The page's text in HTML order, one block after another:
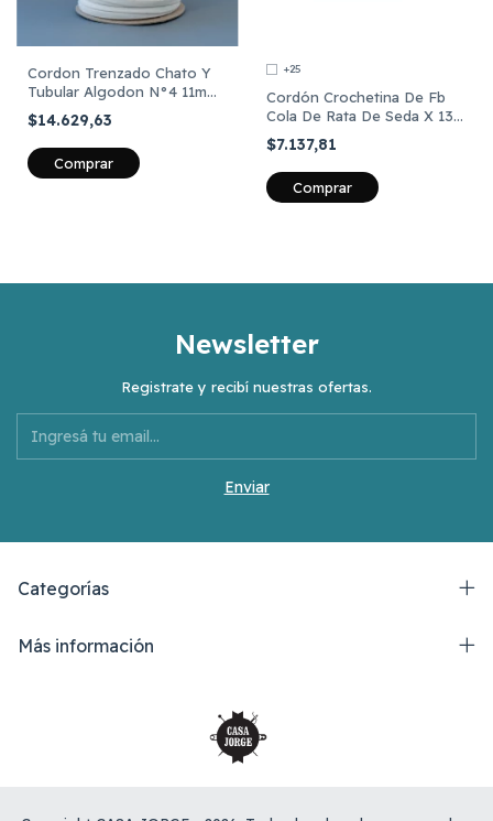
Cordon Trenzado Chato Y
Tubular Algodon N°4 11mm
X100 Metros
$14.629,63
+25
Cordón Crochetina De Fb
Cola De Rata De Seda X 138
Metros
$7.137,81
Comprar
Newsletter
Registrate y recibí nuestras ofertas.
Categorías
Más información